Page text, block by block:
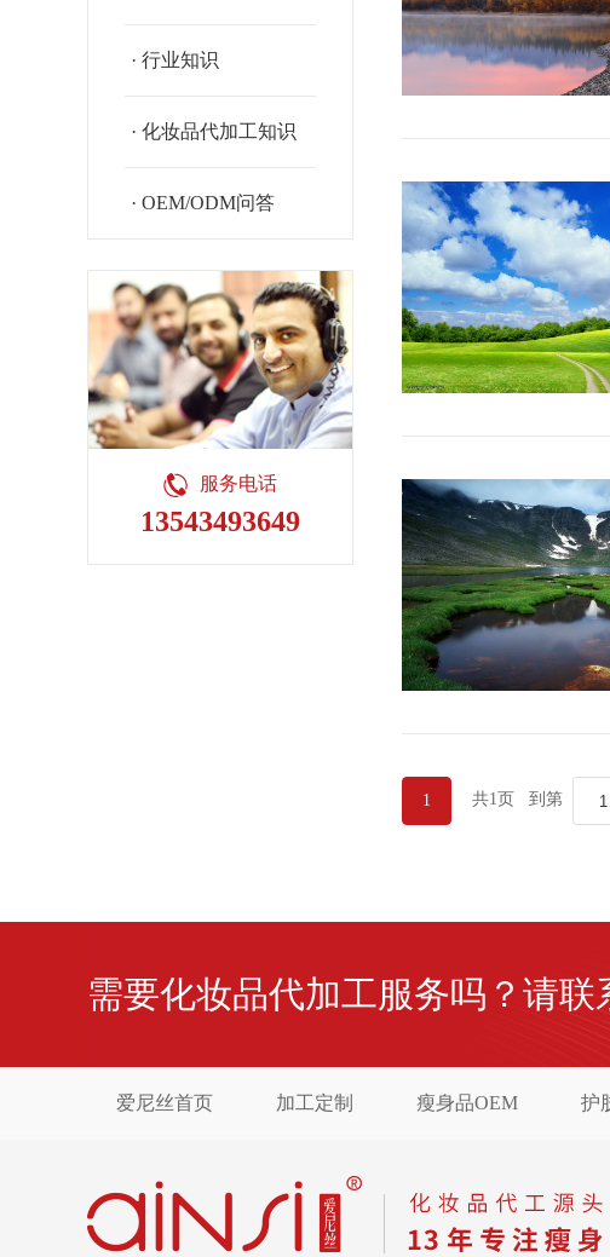
· 行业知识
· 化妆品代加工知识
· OEM/ODM问答
服务电话
13543493649
1 共1页 到第
需要化妆品代加工服务吗？请联
爱尼丝首页 加工定制 瘦身品OEM 护